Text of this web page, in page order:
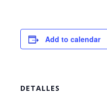
Add to calendar
DETALLES